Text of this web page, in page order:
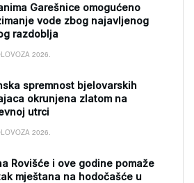
Garešnice omogućeno
vode zbog najavljenog
razdoblja
2026.
spremnost bjelovarskih
okrunjena zlatom na
utrci
2026.
Rovišće i ove godine pomaže
mještana na hodočašće u